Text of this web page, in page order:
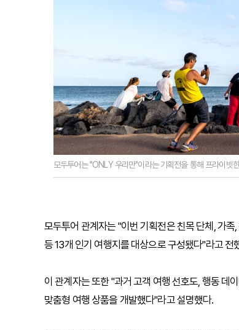
모두투어는 "ONLY 우리만"이라는 기획전을 통해 프라이빗
모두투어 관계자는 "이번 기획전은 친목 단체, 가
등 13개 인기 여행지를 대상으로 구성됐다"라고 전
이 관계자는 또한 "과거 고객 여행 선호도, 행동 데
맞춤형 여행 상품을 개발했다"라고 설명했다.